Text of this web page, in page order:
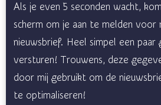
Als je even 5 seconden wacht,
scherm om je aan te melden voor
nieuwsbrief. Heel simpel een paar
versturen! Trouwens, deze
door mij gebruikt om de
te optimaliseren!